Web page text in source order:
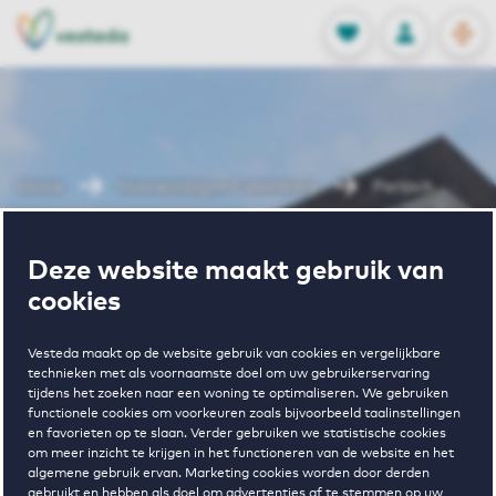
Deze website maakt gebruik van
cookies
Vesteda maakt op de website gebruik van cookies en vergelijkbare
technieken met als voornaamste doel om uw gebruikerservaring
tijdens het zoeken naar een woning te optimaliseren. We gebruiken
functionele cookies om voorkeuren zoals bijvoorbeeld taalinstellingen
en favorieten op te slaan. Verder gebruiken we statistische cookies
om meer inzicht te krijgen in het functioneren van de website en het
algemene gebruik ervan. Marketing cookies worden door derden
FAVORIETEN
Opgeslagen
INLOGGEN
NL
EN
Huurwoningen Culemborg Parijsch
Wonen in
Parijsch